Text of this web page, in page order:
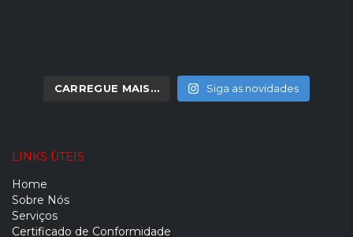
CARREGUE MAIS… Siga as novidades
LINKS ÚTEIS
Home
Sobre Nós
Serviços
Certificado de Conformidade